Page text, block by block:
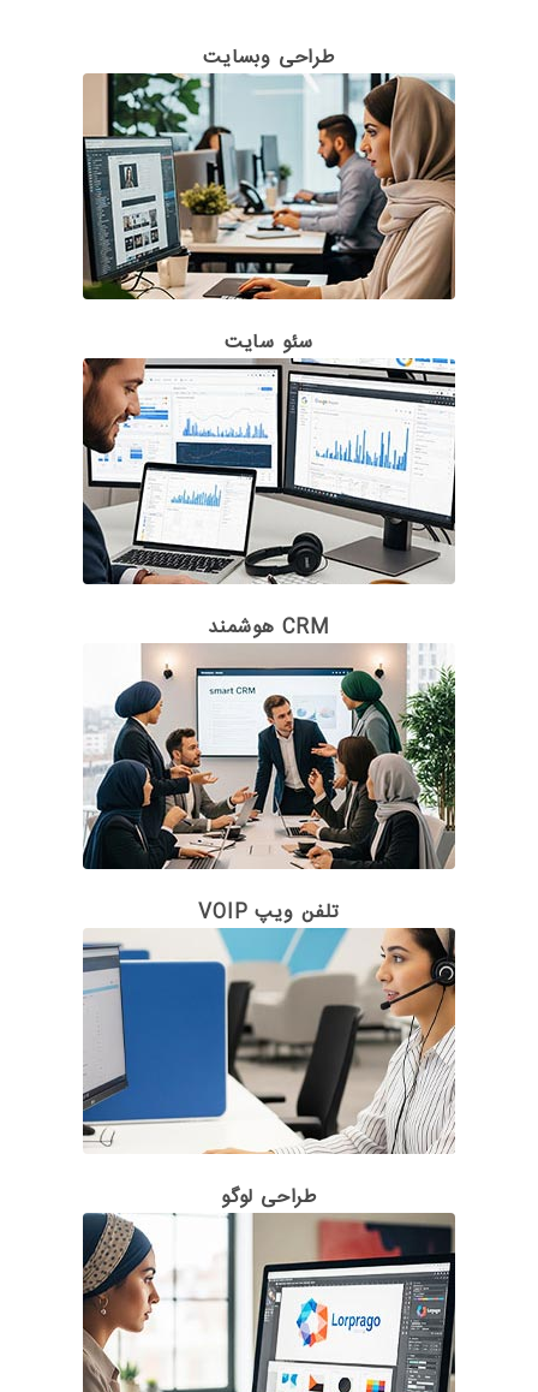
طراحی وبسایت
سئو سایت
CRM هوشمند
تلفن ویپ VOIP
طراحی لوگو